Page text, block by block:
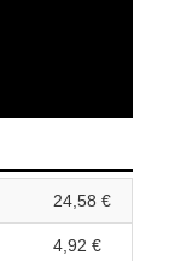
24,58 €
4,92 €